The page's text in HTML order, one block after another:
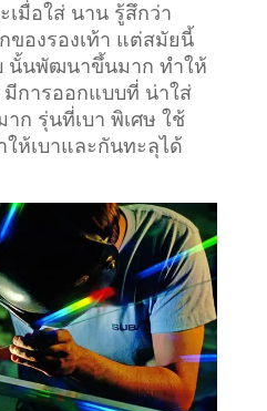
เมื่อใส่ นาน รู้สึกว่า
ของรองเท้า แต่สมัยนี้
นั้นพัฒนาขึ้นมาก ทำให้
มีการออกแบบที่ น่าใส่
ก รุ่นที่เบา พิเศษ ใช้
ห้เบาและกันทะลุได้